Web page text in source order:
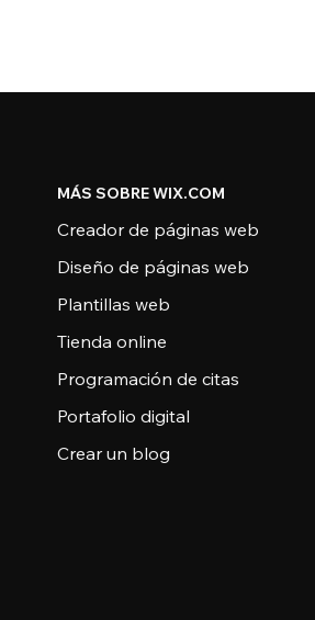
MÁS SOBRE WIX.COM
Creador de páginas web
Diseño de páginas web
Plantillas web
Tienda online
Programación de citas
Portafolio digital
Crear un blog